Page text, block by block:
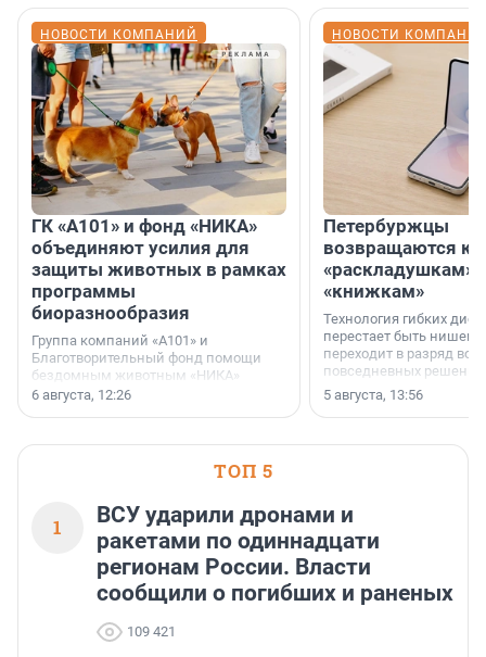
НОВОСТИ КОМПАНИЙ
ГК «А101» и фонд «НИКА»
объединяют усилия для
защиты животных в рамках
программы
биоразнообразия
Группа компаний «А101» и
Благотворительный фонд помощи
бездомным животным «НИКА»
заключили соглашение о
6 августа, 12:26
НОВОСТИ
Петербуржцы
возвращаются к
«раскладушкам»
«книжкам»
Технология гибких
перестает быть
переходит в разряд
повседневных
5 августа, 13:56
ТОП 5
1
ВСУ ударили дронами и
ракетами по одиннадцати
регионам России. Власти
сообщили о погибших и раненых
109 421